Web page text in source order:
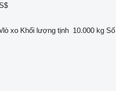
lò xo Khối lượng tịnh 10.000 kg Số